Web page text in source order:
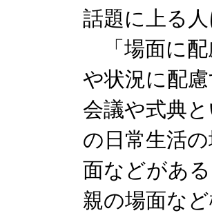
話題に上る
「場面に配
や状況に配
会議や式典
の日常生活
面などがあ
親の場面な